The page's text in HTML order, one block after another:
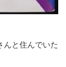
と住んでいた